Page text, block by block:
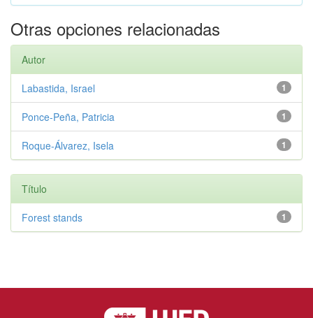
Otras opciones relacionadas
Autor
1
Labastida, Israel
1
Ponce-Peña, Patricia
1
Roque-Álvarez, Isela
Título
1
Forest stands